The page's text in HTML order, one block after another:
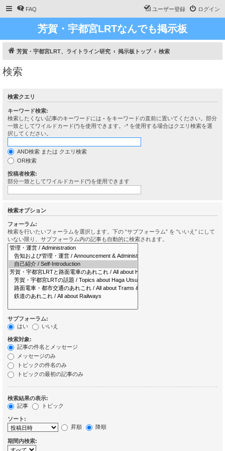
FAQ ログイン
ユーザー登録
芳賀・宇都宮LRTなんでも掲示板
芳賀・宇都宮LRT、ライトライン研究 掲示板トップ 検索
検索
検索クエリ
キーワード検索:
検索したくない記事のキーワードには - をキーワードの直前に置いてください。部分
一致としてワイルドカード(*)を使用できます。-* を使用する場合はクエリ検索を選
択してください。
AND検索 または クエリ検索
OR検索
投稿者検索:
部分一致としてワイルドカード(*)を使用できます
検索オプション
フォーラム:
検索を行いたいフォーラムを選択します。下の “サブフォーラム” を “いいえ” にして
いない限り、サブフォーラム内の記事も自動的に検索されます。
サブフォーラム:
はい
いいえ
検索対象:
記事の件名とメッセージ
メッセージのみ
トピックの件名のみ
トピックの最初の記事のみ
検索結果の表示:
記事
トピック
ソート:
昇順
降順
期間内検索: